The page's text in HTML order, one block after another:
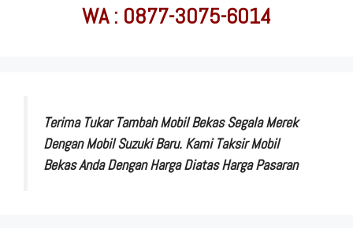
WA : 0877-3075-6014
Terima Tukar Tambah Mobil Bekas Segala Merek
Dengan Mobil Suzuki Baru. Kami Taksir Mobil
Bekas Anda Dengan Harga Diatas Harga Pasaran